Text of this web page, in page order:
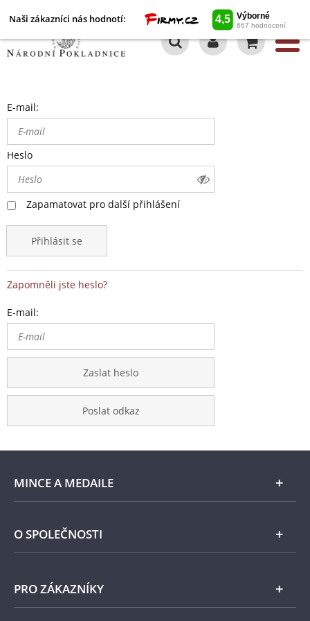
Naši zákazníci nás hodnotí:
E-mail:
Heslo
Zapamatovat pro další přihlášení
Přihlásit se
Zapomněli jste heslo?
E-mail:
Zaslat heslo
Poslat odkaz
MINCE A MEDAILE
E-shop
Stříbro
O SPOLEČNOSTI
Národní Pokladnice
PRO ZÁKAZNÍKY